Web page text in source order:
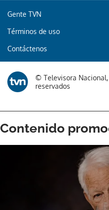
Gracias por
Gente TVN
Términos de uso
Contáctenos
© Televisora Nacional,
reservados